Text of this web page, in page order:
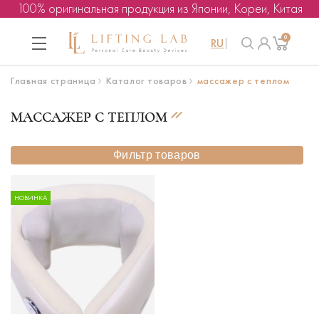
100% оригинальная продукция из Японии, Кореи, Китая
RU 0
Главная страница Каталог товаров массажер с теплом
МАССАЖЕР С ТЕПЛОМ
Фильтр товаров
НОВИНКА